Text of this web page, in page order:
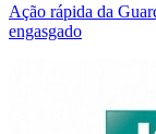
Ação rápida da
engasgado